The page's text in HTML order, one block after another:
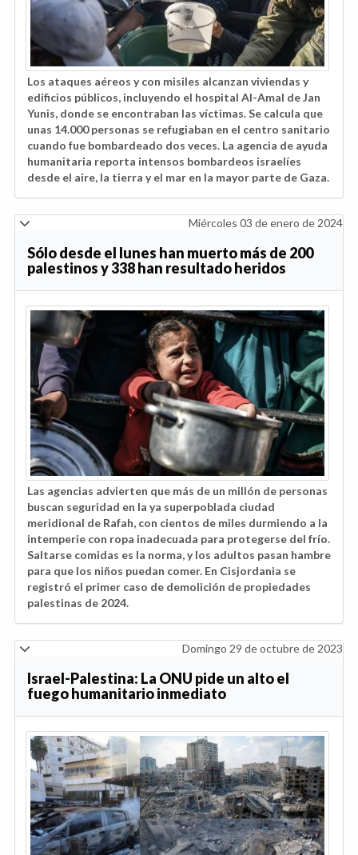
Los ataques aéreos y con misiles alcanzan viviendas y
edificios públicos, incluyendo el hospital Al-Amal de Jan
Yunis, donde se encontraban las víctimas. Se calcula que
unas 14.000 personas se refugiaban en el centro sanitario
cuando fue bombardeado dos veces. La agencia de ayuda
humanitaria reporta intensos bombardeos israelíes
desde el aire, la tierra y el mar en la mayor parte de Gaza.
Miércoles 03 de enero de 2024
Sólo desde el lunes han muerto más de 200
palestinos y 338 han resultado heridos
Las agencias advierten que más de un millón de personas
buscan seguridad en la ya superpoblada ciudad
meridional de Rafah, con cientos de miles durmiendo a la
intemperie con ropa inadecuada para protegerse del frío.
Saltarse comidas es la norma, y los adultos pasan hambre
para que los niños puedan comer. En Cisjordania se
registró el primer caso de demolición de propiedades
palestinas de 2024.
Domingo 29 de octubre de 2023
Israel-Palestina: La ONU pide un alto el
fuego humanitario inmediato